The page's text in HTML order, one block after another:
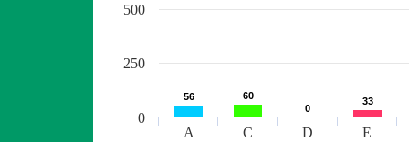
56
56 60
60
0
0
33
33
A C D E
0
250
500